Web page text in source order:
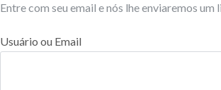
Entre com seu email e nós lhe enviaremos
Usuário ou Email